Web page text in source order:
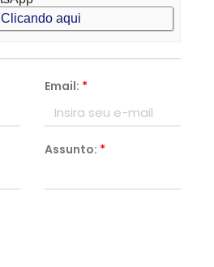
Clicando aqui
Email: *
Assunto: *